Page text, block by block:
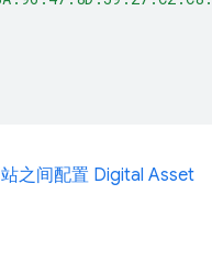
之间配置 Digital Asset